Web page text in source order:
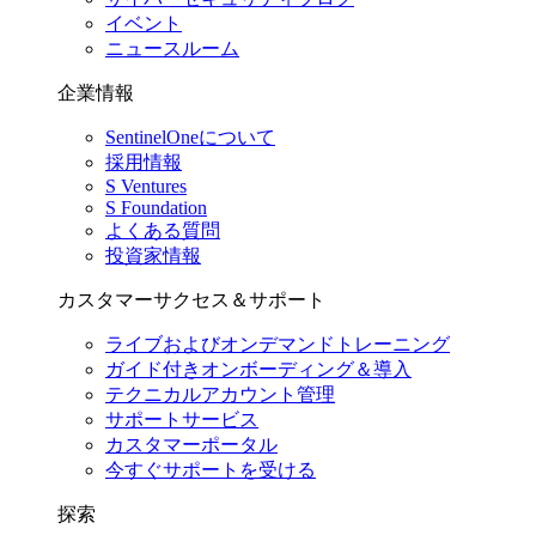
イベント
ニュースルーム
企業情報
SentinelOneについて
採用情報
S Ventures
S Foundation
よくある質問
投資家情報
カスタマーサクセス＆サポート
ライブおよびオンデマンドトレーニング
ガイド付きオンボーディング＆導入
テクニカルアカウント管理
サポートサービス
カスタマーポータル
今すぐサポートを受ける
探索